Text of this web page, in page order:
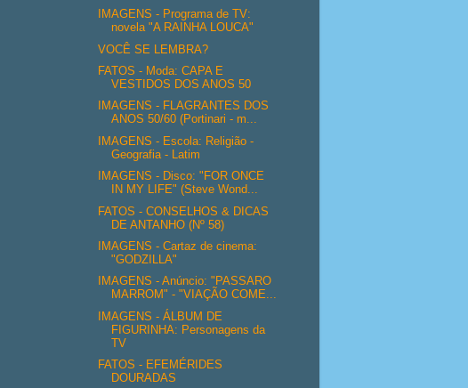
IMAGENS - Programa de TV:
novela "A RAINHA LOUCA"
VOCÊ SE LEMBRA?
FATOS - Moda: CAPA E
VESTIDOS DOS ANOS 50
IMAGENS - FLAGRANTES DOS
ANOS 50/60 (Portinari - m...
IMAGENS - Escola: Religião -
Geografia - Latim
IMAGENS - Disco: "FOR ONCE
IN MY LIFE" (Steve Wond...
FATOS - CONSELHOS & DICAS
DE ANTANHO (Nº 58)
IMAGENS - Cartaz de cinema:
"GODZILLA"
IMAGENS - Anúncio: "PASSARO
MARROM" - "VIAÇÃO COME...
IMAGENS - ÁLBUM DE
FIGURINHA: Personagens da
TV
FATOS - EFEMÉRIDES
DOURADAS